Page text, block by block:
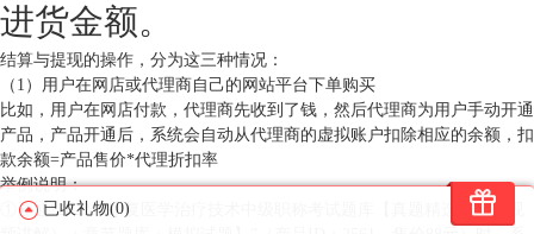
已收礼物(0)
进货金额。
结算与提现的操作，分为这三种情况：
（1）用户在网店或代理商自己的网站平台下单购买
比如，用户在网店付款，代理商先收到了钱，然后代理商为用户手动开通
产品，产品开通后，系统会自动从代理商的虚拟账户扣除相应的余额，扣
款余额=产品售价*代理折扣率
举例说明：
①开通“2022年康复医学治疗技术中级职称考试题库【真题精选（部分视